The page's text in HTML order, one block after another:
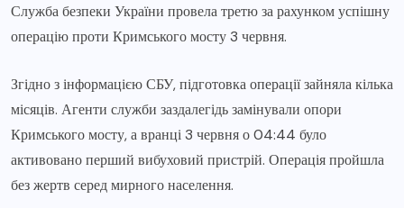
Служба безпеки України провела третю за рахунком успішну
операцію проти Кримського мосту 3 червня.
Згідно з інформацією СБУ, підготовка операції зайняла кілька
місяців. Агенти служби заздалегідь замінували опори
Кримського мосту, а вранці 3 червня о 04:44 було
активовано перший вибуховий пристрій. Операція пройшла
без жертв серед мирного населення.